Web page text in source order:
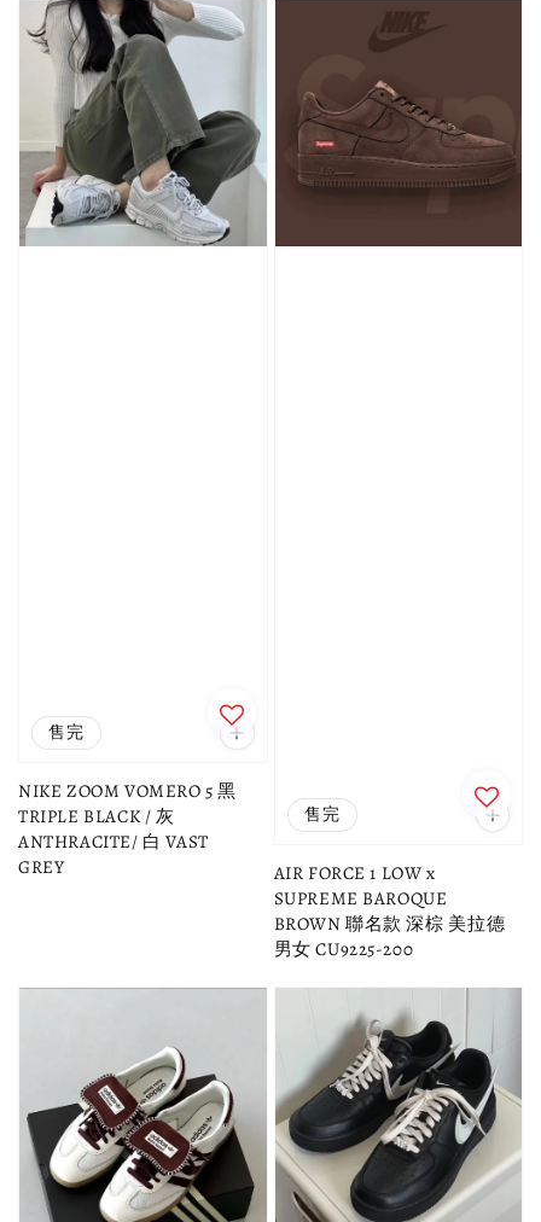
售完
NIKE ZOOM VOMERO 5 黑
TRIPLE BLACK / 灰
ANTHRACITE/ 白 VAST
GREY
售完
AIR FORCE 1 LOW x
SUPREME BAROQUE
BROWN 聯名款 深棕 美拉德
男女 CU9225-200